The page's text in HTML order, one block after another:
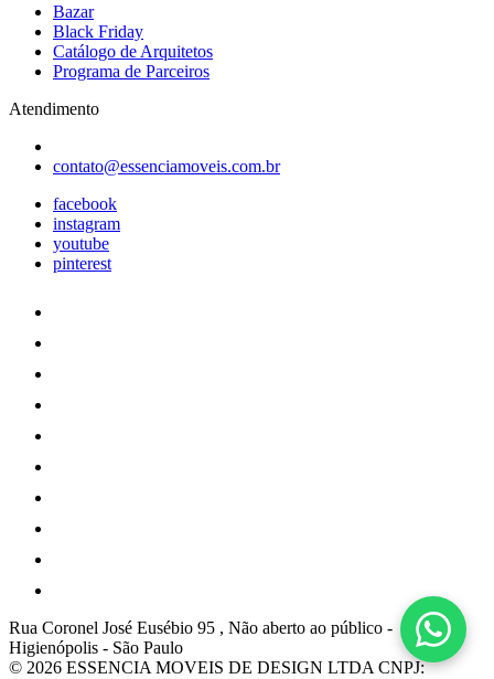
Bazar
Black Friday
Catálogo de Arquitetos
Programa de Parceiros
Atendimento
contato@essenciamoveis.com.br
facebook
instagram
youtube
pinterest
Rua Coronel José Eusébio 95 , Não aberto ao público -
Higienópolis - São Paulo
© 2026 ESSENCIA MOVEIS DE DESIGN LTDA CNPJ: